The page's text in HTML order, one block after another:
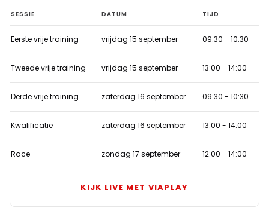
F1
Tijden
GP
Singapore
SESSIE DATUM TIJD
Eerste vrije training vrijdag 15 september 09:30 - 10:30
Tweede vrije training vrijdag 15 september 13:00 - 14:00
Derde vrije training zaterdag 16 september 09:30 - 10:30
Kwalificatie zaterdag 16 september 13:00 - 14:00
Race zondag 17 september 12:00 - 14:00
KIJK LIVE MET VIAPLAY